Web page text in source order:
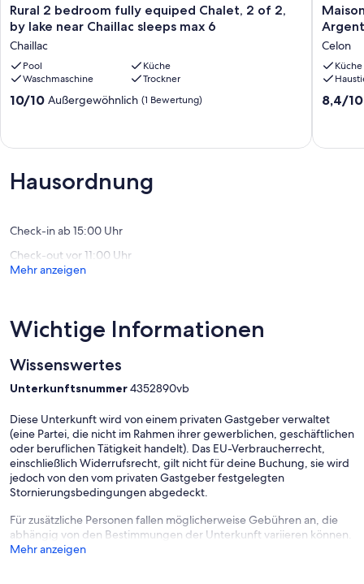
Rural
2
bedroom
fully
equiped
Chalet,
2
Chaillac
6
Rural 2 bedroom fully equiped Chalet, 2 of 2,
by lake near Chaillac sleeps max 6
Chaillac
Pool
Küche
Waschmaschine
Trockner
10.0
Bewertung)
10/10 Außergewöhnlich (1 Bewertung)
Maison
de
rénovée
proche
Sur
creuse
Celon
Küche
8.4
8,4/10
Hausordnung
Check-in ab 15:00 Uhr
Check-out vor 11:00 Uhr
Mehr anzeigen
Wichtige Informationen
Wissenswertes
Unterkunftsnummer4352890vb
Diese Unterkunft wird von einem privaten Gastgeber verwaltet
(eine Partei, die nicht im Rahmen ihrer gewerblichen, geschäftlichen
oder beruflichen Tätigkeit handelt). Das EU-Verbraucherrecht,
einschließlich Widerrufsrecht, gilt nicht für deine Buchung, sie wird
jedoch von den vom privaten Gastgeber festgelegten
Stornierungsbedingungen abgedeckt.
Für zusätzliche Personen fallen möglicherweise Gebühren an, die
abhängig von den Bestimmungen der Unterkunft variieren können.
Mehr anzeigen